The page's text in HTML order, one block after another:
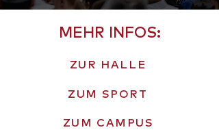
MEHR INFOS:
ZUR HALLE
ZUM SPORT
ZUM CAMPUS